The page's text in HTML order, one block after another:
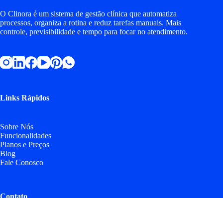
O Clinora é um sistema de gestão clínica que automatiza
processos, organiza a rotina e reduz tarefas manuais. Mais
controle, previsibilidade e tempo para focar no atendimento.
Links Rápidos
Sobre Nós
Funcionalidades
Planos e Preços
Blog
Fale Conosco
Contato